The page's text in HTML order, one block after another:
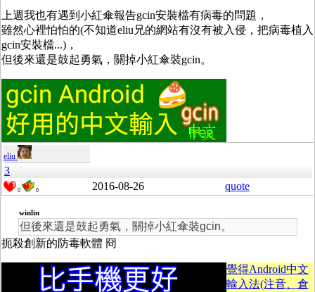
上週我也有遇到小紅傘報告gcin安裝檔有病毒的問題，
雖然心裡怕怕的(不知道eliu兄的網站有沒有被入侵，把病毒植入
gcin安裝檔...)，
但後來還是鼓起勇氣，關掉小紅傘裝gcin。
eliu
3
0 0 2016-08-26 quote
winlin
但後來還是鼓起勇氣，關掉小紅傘裝gcin。
扼殺創新的防毒軟體 冏
覺得Android中文
輸入法(注音、倉